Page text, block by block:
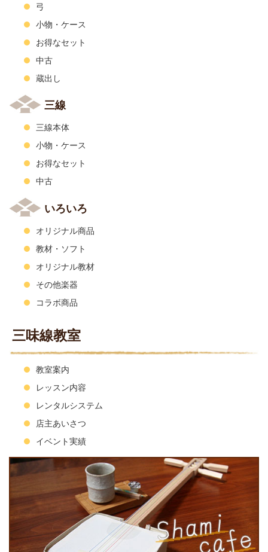
弓
小物・ケース
お得なセット
中古
蔵出し
三線
三線本体
小物・ケース
お得なセット
中古
いろいろ
オリジナル商品
教材・ソフト
オリジナル教材
その他楽器
コラボ商品
三味線教室
教室案内
レッスン内容
レンタルシステム
店主あいさつ
イベント実績